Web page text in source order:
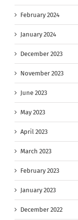
February 2024
January 2024
December 2023
November 2023
June 2023
May 2023
April 2023
March 2023
February 2023
January 2023
December 2022